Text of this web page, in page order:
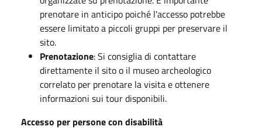
prenotare in anticipo poiché l'accesso potrebbe
essere limitato a piccoli gruppi per preservare il
sito.
Prenotazione: Si consiglia di contattare
direttamente il sito o il museo archeologico
correlato per prenotare la visita e ottenere
informazioni sui tour disponibili.
Accesso per persone con disabilità